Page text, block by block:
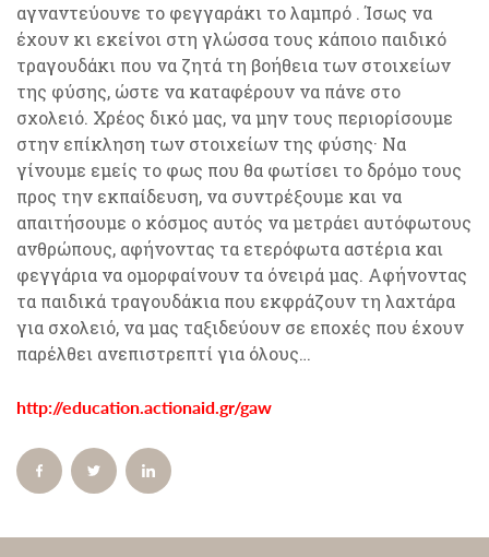
αγναντεύουνε το φεγγαράκι το λαμπρό . Ίσως να
έχουν κι εκείνοι στη γλώσσα τους κάποιο παιδικό
τραγουδάκι που να ζητά τη βοήθεια των στοιχείων
της φύσης, ώστε να καταφέρουν να πάνε στο
σχολειό. Χρέος δικό μας, να μην τους περιορίσουμε
στην επίκληση των στοιχείων της φύσης· Να
γίνουμε εμείς το φως που θα φωτίσει το δρόμο τους
προς την εκπαίδευση, να συντρέξουμε και να
απαιτήσουμε ο κόσμος αυτός να μετράει αυτόφωτους
ανθρώπους, αφήνοντας τα ετερόφωτα αστέρια και
φεγγάρια να ομορφαίνουν τα όνειρά μας. Αφήνοντας
τα παιδικά τραγουδάκια που εκφράζουν τη λαχτάρα
για σχολειό, να μας ταξιδεύουν σε εποχές που έχουν
παρέλθει ανεπιστρεπτί για όλους…
http://education.actionaid.gr/gaw